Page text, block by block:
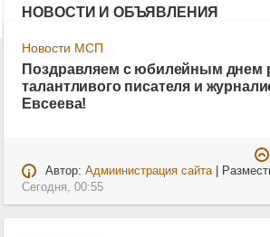
НОВОСТИ И ОБЪЯВЛЕНИЯ
Новости МСП
Поздравляем с юбилейным днем
талантливого писателя и
Евсеева!
Автор: Адмиинистрация сайта|
Сегодня, 00:55